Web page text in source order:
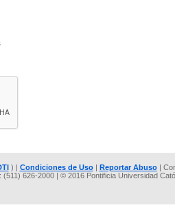
) | Condiciones de Uso| Reportar Abuso|
626-2000 | © 2016 Pontificia Universidad